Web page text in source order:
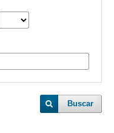
Buscar